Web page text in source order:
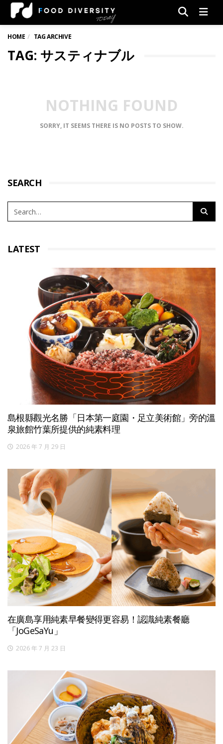
HOME TAG ARCHIVE
TAG: サスティナブル
NOTHING FOUND
SORRY, IT SEEMS THERE IS NO POSTS TO SHOW.
SEARCH
LATEST
島根縣觀光名勝「日本第一庭園・足立美術館」旁的溫
泉旅館竹葉所提供的純素料理
2026 年 7 月 29 日
在廣島享用純素早餐變得更容易！認識純素餐廳
「JoGeSaYu」
2026 年 7 月 23 日